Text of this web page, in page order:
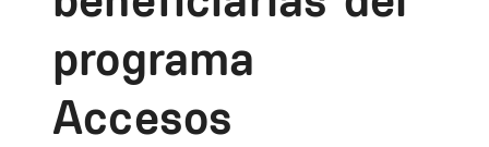
programa
Accesos